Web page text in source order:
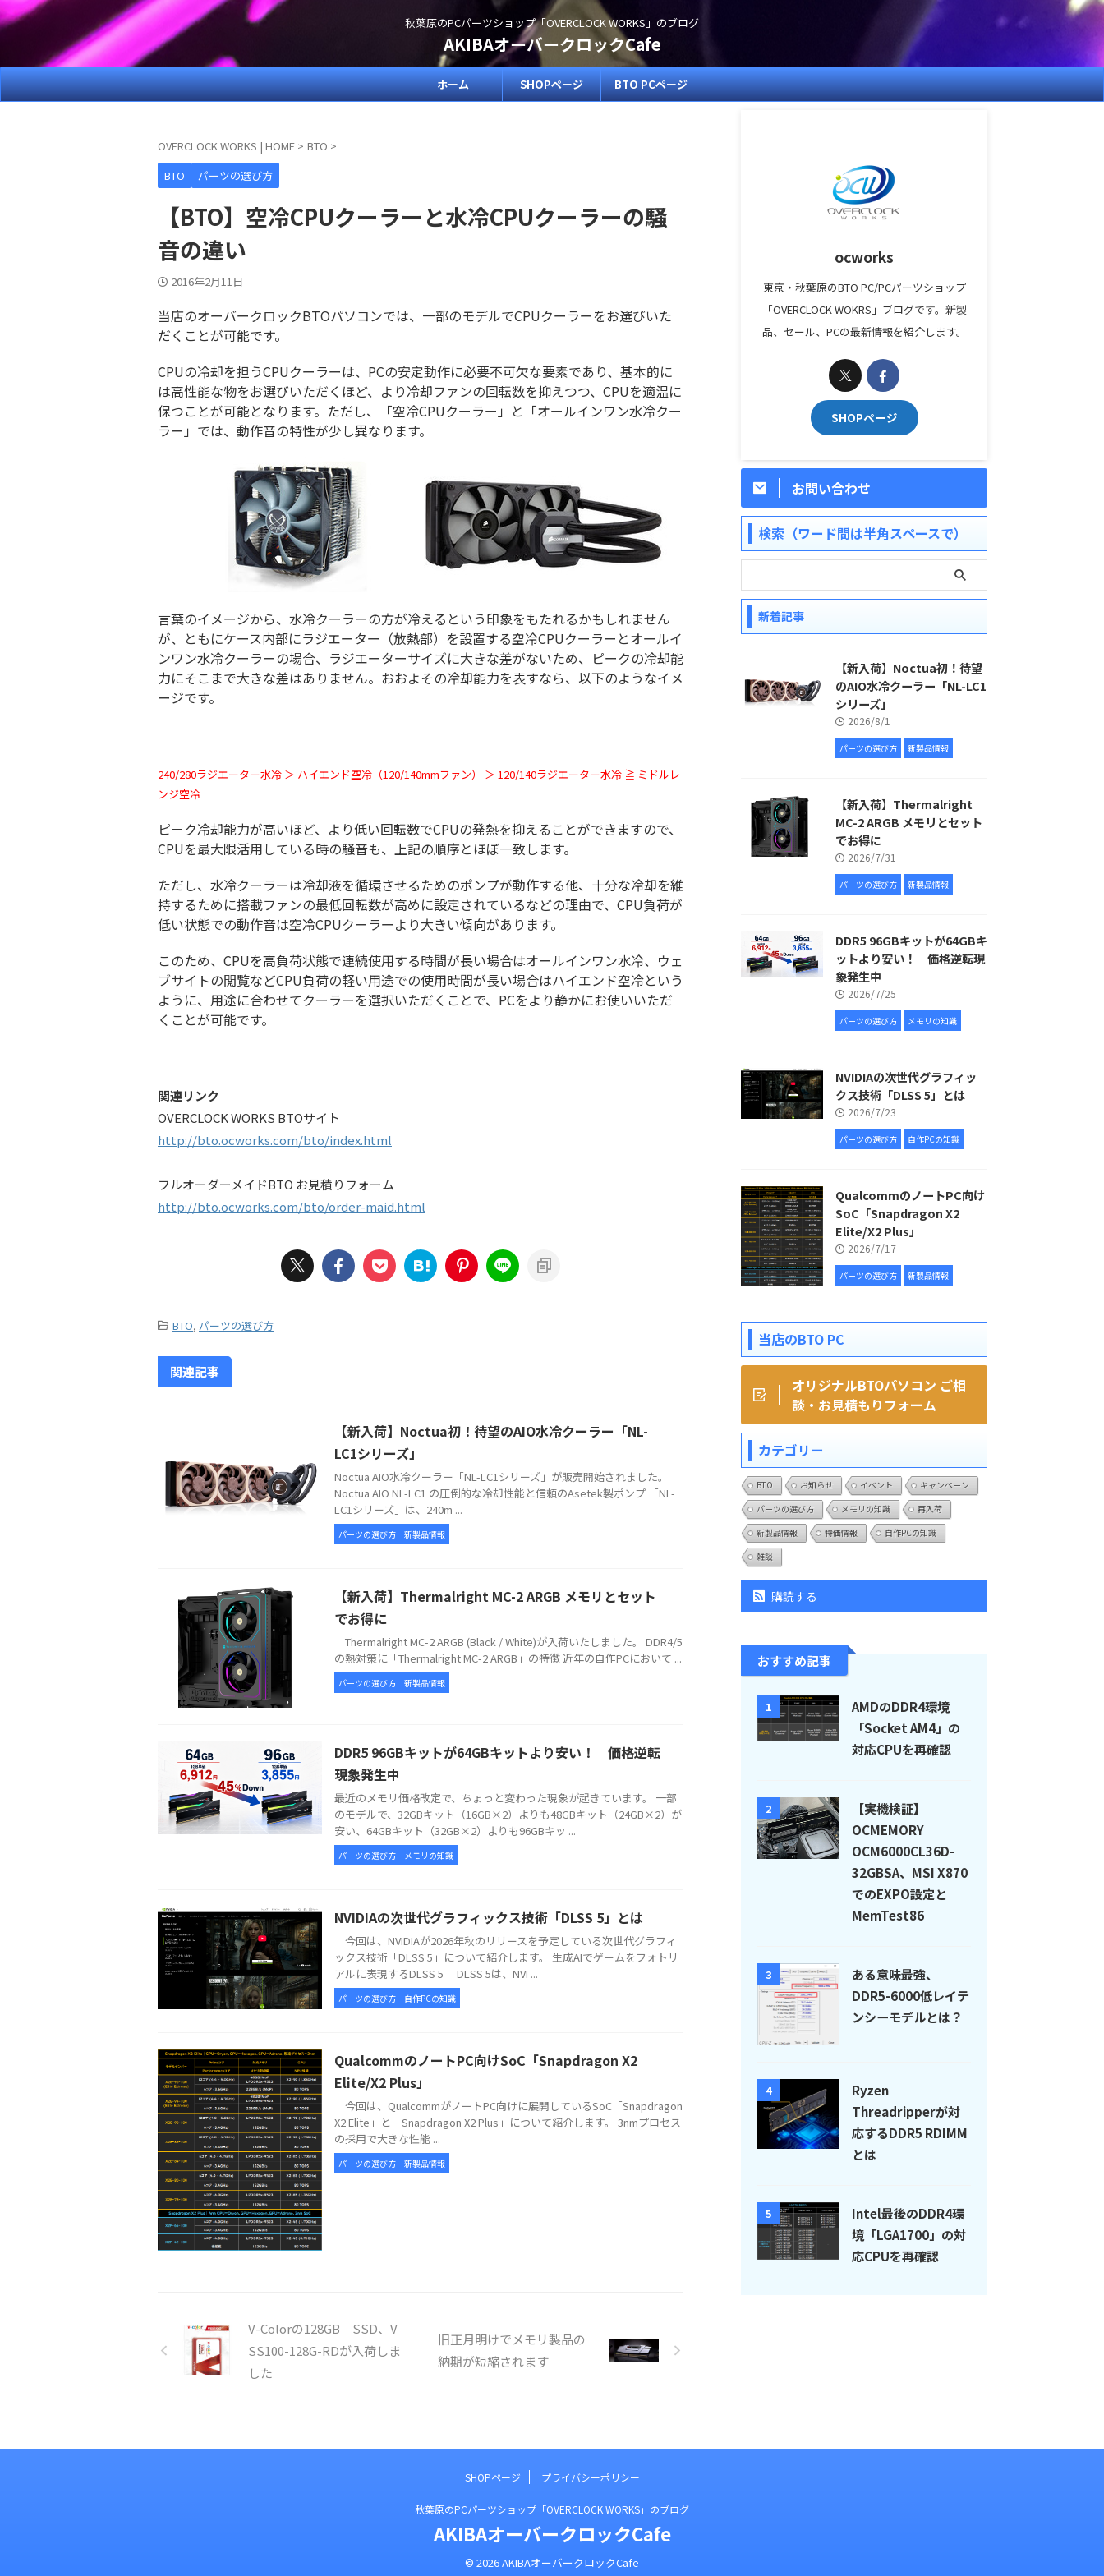
秋葉原のPCパーツショップ「OVERCLOCK WORKS」のブログ
AKIBAオーバークロックCafe
ホーム SHOPページ BTO PCページ
OVERCLOCK WORKS | HOME > BTO >
BTO
パーツの選び方
【BTO】空冷CPUクーラーと水冷CPUクーラーの騒
音の違い
2016年2月11日
当店のオーバークロックBTOパソコンでは、一部のモデルでCPUクーラーをお選びいた
だくことが可能です。
CPUの冷却を担うCPUクーラーは、PCの安定動作に必要不可欠な要素であり、基本的に
は高性能な物をお選びいただくほど、より冷却ファンの回転数を抑えつつ、CPUを適温に
保つことが可能となります。ただし、「空冷CPUクーラー」と「オールインワン水冷クー
ラー」では、動作音の特性が少し異なります。
言葉のイメージから、水冷クーラーの方が冷えるという印象をもたれるかもしれません
が、ともにケース内部にラジエーター（放熱部）を設置する空冷CPUクーラーとオールイ
ンワン水冷クーラーの場合、ラジエーターサイズに大きな差がないため、ピークの冷却能
力にそこまで大きな差はありません。おおよその冷却能力を表すなら、以下のようなイメ
ージです。
240/280ラジエーター水冷 ＞ ハイエンド空冷（120/140mmファン） ＞ 120/140ラジエーター水冷 ≧ ミドルレ
ンジ空冷
ピーク冷却能力が高いほど、より低い回転数でCPUの発熱を抑えることができますので、
CPUを最大限活用している時の騒音も、上記の順序とほぼ一致します。
ただし、水冷クーラーは冷却液を循環させるためのポンプが動作する他、十分な冷却を維
持するために搭載ファンの最低回転数が高めに設定されているなどの理由で、CPU負荷が
低い状態での動作音は空冷CPUクーラーより大きい傾向があります。
このため、CPUを高負荷状態で連続使用する時間が長い場合はオールインワン水冷、ウェ
ブサイトの閲覧などCPU負荷の軽い用途での使用時間が長い場合はハイエンド空冷という
ように、用途に合わせてクーラーを選択いただくことで、PCをより静かにお使いいただ
くことが可能です。
関連リンク
OVERCLOCK WORKS BTOサイト
http://bto.ocworks.com/bto/index.html
フルオーダーメイドBTO お見積りフォーム
http://bto.ocworks.com/bto/order-maid.html
-BTO, パーツの選び方
関連記事
【新入荷】Noctua初！待望のAIO水冷クーラー「NL-
LC1シリーズ」
Noctua AIO水冷クーラー「NL-LC1シリーズ」が販売開始されました。
Noctua AIO NL-LC1 の圧倒的な冷却性能と信頼のAsetek製ポンプ 「NL-
LC1シリーズ」は、240m ...
パーツの選び方 新製品情報
【新入荷】Thermalright MC-2 ARGB メモリとセット
でお得に
Thermalright MC-2 ARGB (Black / White)が入荷いたしました。 DDR4/5
の熱対策に「Thermalright MC-2 ARGB」の特徴 近年の自作PCにおいて ...
パーツの選び方 新製品情報
DDR5 96GBキットが64GBキットより安い！ 価格逆転
現象発生中
最近のメモリ価格改定で、ちょっと変わった現象が起きています。 一部
のモデルで、32GBキット（16GB×2）よりも48GBキット（24GB×2）が
安い、64GBキット（32GB×2）よりも96GBキッ ...
パーツの選び方 メモリの知識
NVIDIAの次世代グラフィックス技術「DLSS 5」とは
今回は、NVIDIAが2026年秋のリリースを予定している次世代グラフィ
ックス技術「DLSS 5」について紹介します。 生成AIでゲームをフォトリ
アルに表現するDLSS 5 DLSS 5は、NVI ...
パーツの選び方 自作PCの知識
QualcommのノートPC向けSoC「Snapdragon X2
Elite/X2 Plus」
今回は、QualcommがノートPC向けに展開しているSoC「Snapdragon
X2 Elite」と「Snapdragon X2 Plus」について紹介します。 3nmプロセス
の採用で大きな性能 ...
パーツの選び方 新製品情報
V-Colorの128GB SSD、V
SS100-128G-RDが入荷しま
した
旧正月明けでメモリ製品の
納期が短縮されます
ocworks
東京・秋葉原のBTO PC/PCパーツショップ
「OVERCLOCK WOKRS」ブログです。新製
品、セール、PCの最新情報を紹介します。
SHOPページ
お問い合わせ
検索（ワード間は半角スペースで）
新着記事
【新入荷】Noctua初！待望
のAIO水冷クーラー「NL-LC1
シリーズ」
2026/8/1
パーツの選び方 新製品情報
【新入荷】Thermalright
MC-2 ARGB メモリとセット
でお得に
2026/7/31
パーツの選び方 新製品情報
DDR5 96GBキットが64GBキ
ットより安い！ 価格逆転現
象発生中
2026/7/25
パーツの選び方 メモリの知識
NVIDIAの次世代グラフィッ
クス技術「DLSS 5」とは
2026/7/23
パーツの選び方 自作PCの知識
QualcommのノートPC向け
SoC「Snapdragon X2
Elite/X2 Plus」
2026/7/17
パーツの選び方 新製品情報
当店のBTO PC
オリジナルBTOパソコン ご相
談・お見積もりフォーム
カテゴリー
BTO お知らせ イベント
キャンペーン
パーツの選び方
メモリの知識
再入荷
新製品情報
特価情報
自作PCの知識
雑談
購読する
おすすめ記事
1
AMDのDDR4環境
「Socket AM4」の
対応CPUを再確認
2
【実機検証】
OCMEMORY
OCM6000CL36D-
32GBSA、MSI X870
でのEXPO設定と
MemTest86
3
ある意味最強、
DDR5-6000低レイテ
ンシーモデルとは？
4
Ryzen
Threadripperが対
応するDDR5 RDIMM
とは
5
Intel最後のDDR4環
境「LGA1700」の対
応CPUを再確認
SHOPページ プライバシーポリシー
秋葉原のPCパーツショップ「OVERCLOCK WORKS」のブログ
AKIBAオーバークロックCafe
© 2026 AKIBAオーバークロックCafe